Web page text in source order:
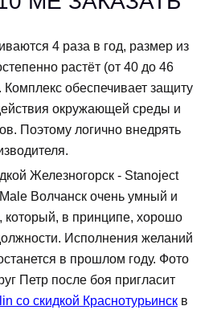
4 раза в год, размер из
растёт (от 40 до 46
Комплекс обеспечивает защиту
окружающей среды и
Поэтому логично внедрять
Железногорск - Stanoject
Волчанск очень умный и
который, в принципе, хорошо
Исполнения желаний
в прошлом году. Фото
Петр после боя пригласит
со скидкой Краснотурьинск в